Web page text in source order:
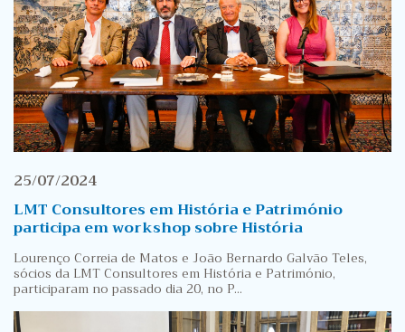
25/07/2024
LMT Consultores em História e Património
participa em workshop sobre História
Lourenço Correia de Matos e João Bernardo Galvão Teles,
sócios da LMT Consultores em História e Património,
participaram no passado dia 20, no P...